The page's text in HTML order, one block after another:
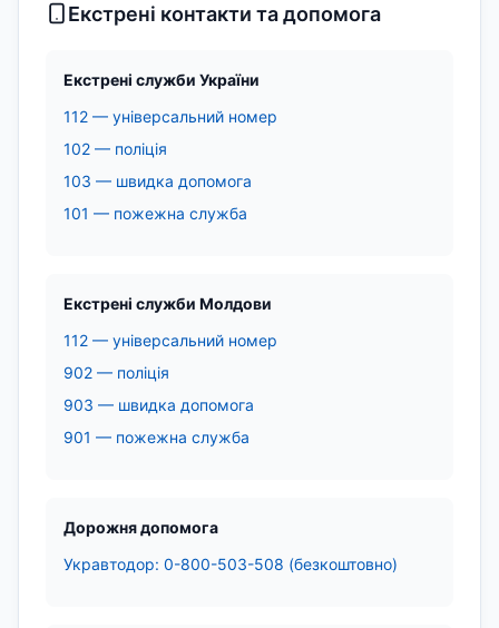
Екстрені контакти та допомога
Екстрені служби України
112 — універсальний номер
102 — поліція
103 — швидка допомога
101 — пожежна служба
Екстрені служби Молдови
112 — універсальний номер
902 — поліція
903 — швидка допомога
901 — пожежна служба
Дорожня допомога
Укравтодор: 0-800-503-508 (безкоштовно)